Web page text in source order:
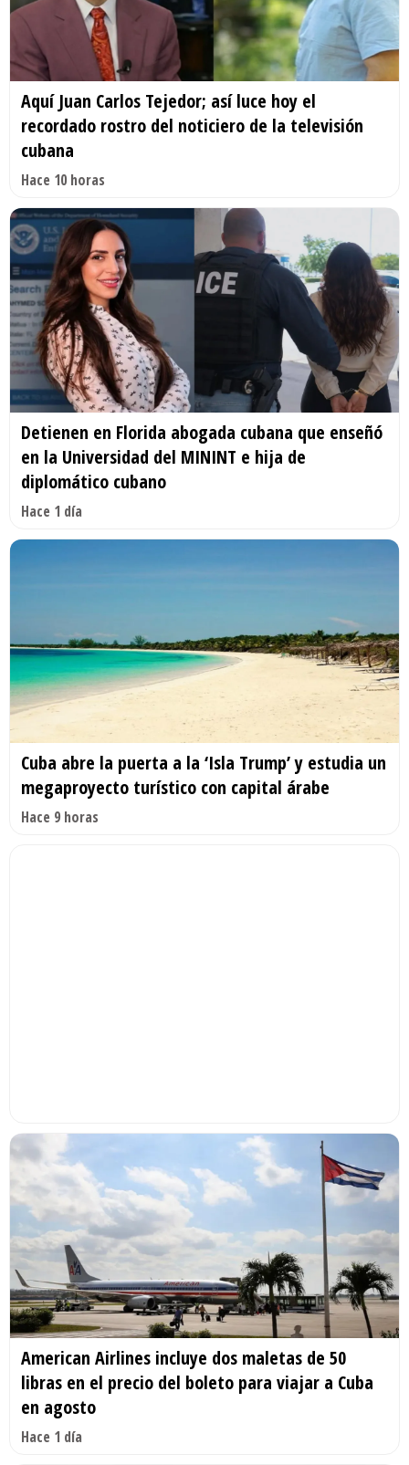
Aquí Juan Carlos Tejedor; así luce hoy el
recordado rostro del noticiero de la televisión
cubana
Hace 10 horas
Detienen en Florida abogada cubana que enseñó
en la Universidad del MININT e hija de
diplomático cubano
Hace 1 día
Cuba abre la puerta a la ‘Isla Trump’ y estudia un
megaproyecto turístico con capital árabe
Hace 9 horas
American Airlines incluye dos maletas de 50
libras en el precio del boleto para viajar a Cuba
en agosto
Hace 1 día